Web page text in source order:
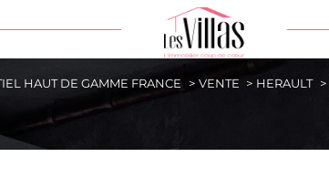
BIEN
HAUT DE GAMME FRANCE VENTE HERAULT